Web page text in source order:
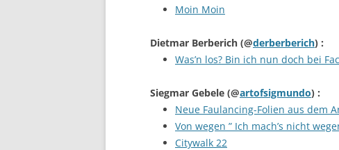
Moin Moin
Dietmar Berberich (@derberberich) :
Was’n los? Bin ich nun doch bei
Siegmar Gebele (@artofsigmundo) :
Neue Faulancing-Folien aus dem
Von wegen ” Ich mach’s nicht
Citywalk 22